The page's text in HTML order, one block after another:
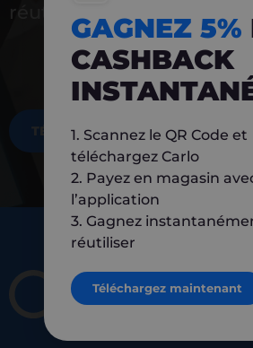
réutiliser
TÉLÉCHARGEZ MAINTENANT
GAGNEZ 5%
CASHBACK
1. Scannez le QR Code et
téléchargez Carlo
2. Payez en magasin
l’application
3. Gagnez
réutiliser
Téléchargez maintenant